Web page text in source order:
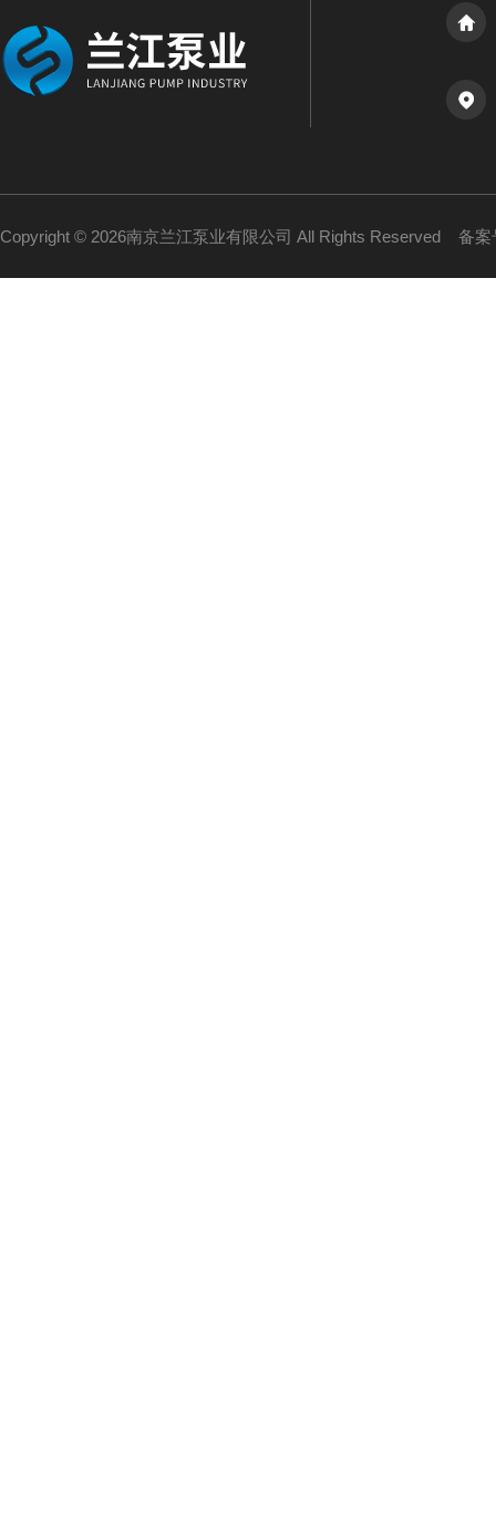
Copyright © 2026南京兰江泵业有限公司 All Rights Reserved 备案